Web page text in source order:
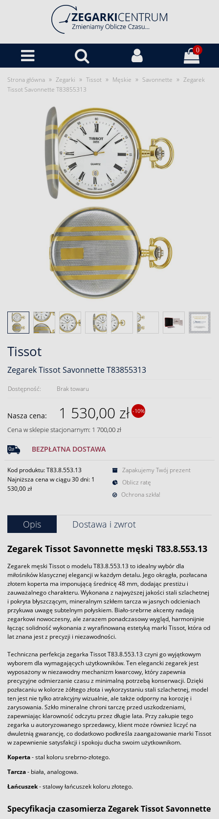
0
Strona główna » Zegarki » Tissot » Męskie » Savonnette » Zegarek
Tissot Savonnette T83855313
Tissot
Zegarek Tissot Savonnette T83855313
Dostępność: Brak towaru
Nasza cena: 1 530,00 zł -10%
Cena w sklepie stacjonarnym: 1 700,00 zł
BEZPŁATNA DOSTAWA
Kod produktu: T83.8.553.13
Najniższa cena w ciągu 30 dni: 1
530,00 zł
Zapakujemy Twój prezent
Oblicz ratę
Ochrona szkła!
Opis Dostawa i zwrot
Zegarek Tissot Savonnette męski T83.8.553.13
Zegarek męski Tissot o modelu T83.8.553.13 to idealny wybór dla
miłośników klasycznej elegancji w każdym detalu. Jego okrągła, pozłacana
złotem koperta ma imponującą średnicę 48 mm, dodając prestiżu i
zauważalnego charakteru. Wykonana z najwyższej jakości stali szlachetnej
i pokryta błyszczącym, mineralnym szkłem tarcza w jasnych odcieniach
przykuwa uwagę subtelnym połyskiem. Biało-srebrne akcenty nadają
zegarkowi nowoczesny, ale zarazem ponadczasowy wygląd, harmonijnie
łącząc solidność wykonania z wyrafinowaną estetyką marki Tissot, która od
lat znana jest z precyzji i niezawodności.
Techniczna perfekcja zegarka Tissot T83.8.553.13 czyni go wyjątkowym
wyborem dla wymagających użytkowników. Ten elegancki zegarek jest
wyposażony w niezawodny mechanizm kwarcowy, który zapewnia
precyzyjne odmierzanie czasu z minimalną potrzebą konserwacji. Dzięki
pozłacaniu w kolorze żółtego złota i wykorzystaniu stali szlachetnej, model
ten jest nie tylko atrakcyjny wizualnie, ale także odporny na korozję i
zarysowania. Szkło mineralne chroni tarczę przed uszkodzeniami,
zapewniając klarowność odczytu przez długie lata. Przy zakupie tego
zegarka u autoryzowanego sprzedawcy, klient może również liczyć na
dwuletnią gwarancję, co dodatkowo podkreśla zaangażowanie marki Tissot
w zapewnienie satysfakcji i spokoju ducha swoim użytkownikom.
Koperta- stal koloru srebrno-złotego.
Tarcza- biała, analogowa.
Łańcuszek- stalowy łańcuszek koloru złotego.
Specyfikacja czasomierza Zegarek Tissot Savonnette